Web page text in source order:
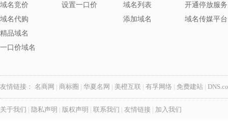
域名竞价
域名代购
精品域名
一口价域名
设置一口价
域名列表
添加域名
开通停放服务
域名传媒平台
友情链接： 名商网 | 商标圈 | 华夏名网 | 美橙互联 | 有孚网络 | 免费建站 |
关于我们 | 隐私声明 | 版权声明 | 联系我们 | 友情链接 | 加入我们